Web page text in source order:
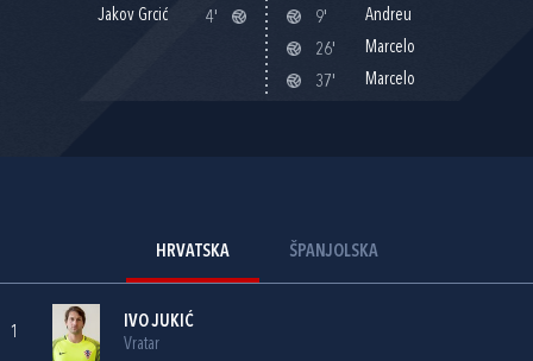
Jakov Grcić 4' 9'
Andreu
26'
Marcelo
37'
Marcelo
HRVATSKA ŠPANJOLSKA
1
IVO JUKIĆ
Vratar